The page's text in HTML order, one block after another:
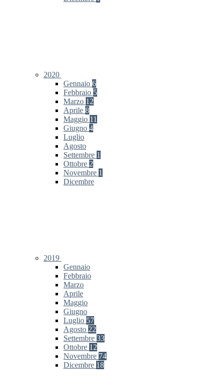
2020
Gennaio 6
Febbraio 5
Marzo 12
Aprile 8
Maggio 11
Giugno 4
Luglio
Agosto
Settembre 1
Ottobre 2
Novembre 1
Dicembre
2019
Gennaio
Febbraio
Marzo
Aprile
Maggio
Giugno
Luglio 57
Agosto 22
Settembre 33
Ottobre 12
Novembre 74
Dicembre 18